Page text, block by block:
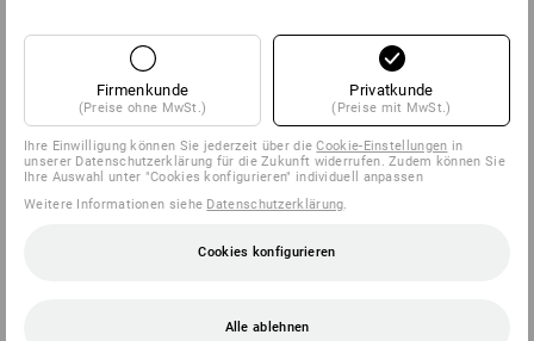
Frankfurter Straße 98-108
63599 Biebergemünd
Tel: 0 60 50 / 97 10 12
Fax: 0 60 50 / 97 10 90
mittels einer eindeutigen Erklärung (z.B. ein mit der Post
versandter Brief, Telefax oder E-Mail) über Ihren Entschluss,
diesen Vertrag zu widerrufen, informieren. Sie können das
Erklärung auch auf unserer Webseiteeu.strauss.com
B. per E-Mail) eine Bestätigung über den Eingang eines
Firmenkunde
(Preise ohne MwSt.)
Privatkunde
(Preise mit MwSt.)
Ihre Einwilligung können Sie jederzeit über dieCookie-Einstellungen in
unserer Datenschutzerklärung für die Zukunft widerrufen. Zudem können Sie
Ihre Auswahl unter "Cookies konfigurieren" individuell anpassen
Weitere Informationen siehe Datenschutzerklärung.
Cookies konfigurieren
Alle ablehnen